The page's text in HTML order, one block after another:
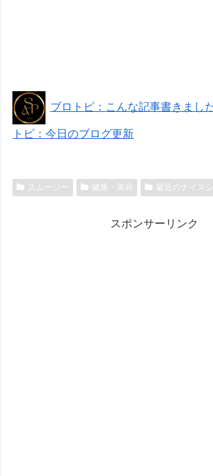
ブロトピ：こんな記事書きまし
トピ：今日のブログ更新
スムージー 健康・美容 最近のナイス
スポンサーリンク